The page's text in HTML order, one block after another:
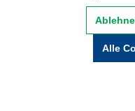
Datenschutz
Hinweise
Alle